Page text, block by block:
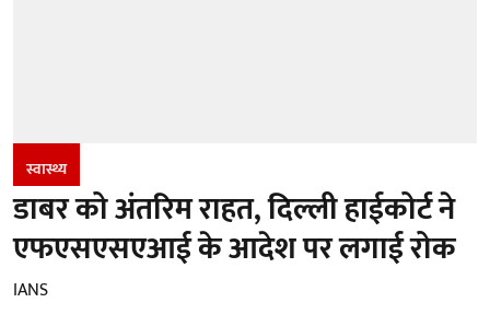
स्वास्थ्य
डाबर को अंतरिम राहत, दिल्ली हाईकोर्ट ने
एफएसएसएआई के आदेश पर लगाई रोक
IANS